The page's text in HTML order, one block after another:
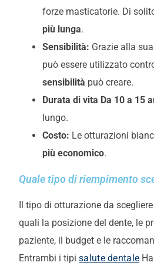
forze masticatorie. Di
più lunga.
Sensibilità: Grazie alla
può essere utilizzato
sensibilità può creare.
Durata di vita Da 10 a 15
lungo.
Costo: Le otturazioni
più economico.
Quale tipo di riempimento
Il tipo di otturazione da
quali la posizione del dente, le
paziente, il budget e le
Entrambi i tipi salute dentale